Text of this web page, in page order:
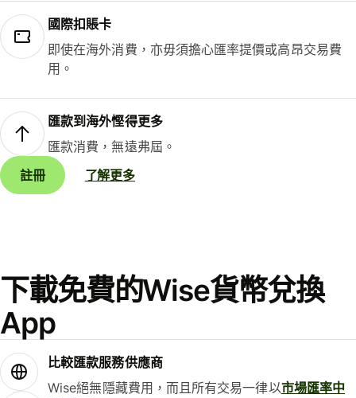
國際扣賬卡
即使在海外消費，亦毋須擔心匯率提價或高昂交易費
用。
匯款到海外慳得更多
匯款消費，無遠弗屆。
註冊
了解更多
下載免費的Wise貨幣兌換
App
比較匯款服務供應商
Wise絕無隱藏費用，而且所有交易一律以市場匯率中